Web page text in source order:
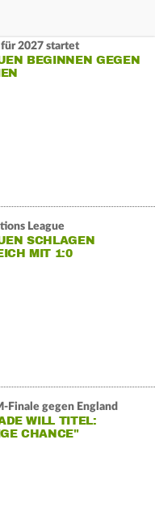
2027 startet
BEGINNEN GEGEN
League
SCHLAGEN
MIT 1:0
Finale gegen England
WILL TITEL:
CHANCE"